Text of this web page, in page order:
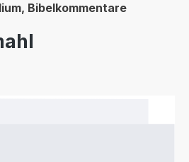
Bibelkommentare